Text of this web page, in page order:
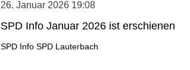
26. Januar 2026 19:08
SPD Info Januar 2026 ist erschienen
SPD Info SPD Lauterbach